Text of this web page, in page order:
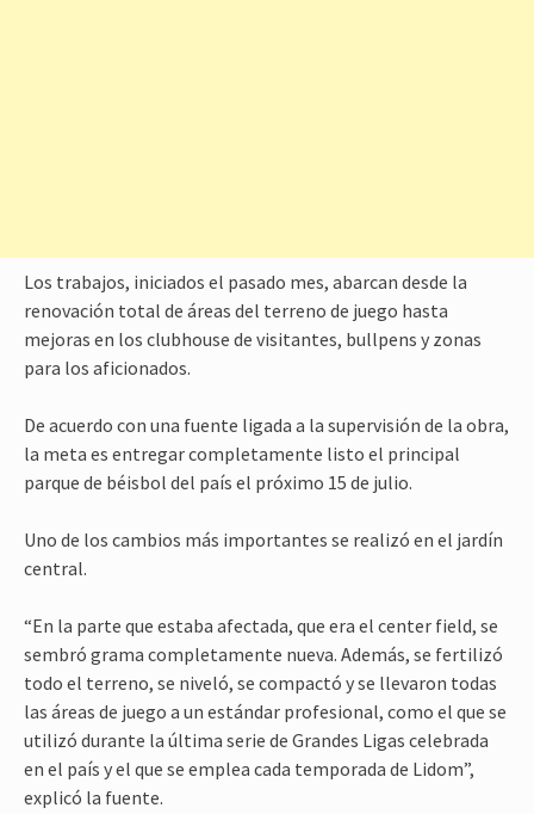
Los trabajos, iniciados el pasado mes, abarcan desde la
renovación total de áreas del terreno de juego hasta
mejoras en los clubhouse de visitantes, bullpens y zonas
para los aficionados.
De acuerdo con una fuente ligada a la supervisión de la obra,
la meta es entregar completamente listo el principal
parque de béisbol del país el próximo 15 de julio.
Uno de los cambios más importantes se realizó en el jardín
central.
“En la parte que estaba afectada, que era el center field, se
sembró grama completamente nueva. Además, se fertilizó
todo el terreno, se niveló, se compactó y se llevaron todas
las áreas de juego a un estándar profesional, como el que se
utilizó durante la última serie de Grandes Ligas celebrada
en el país y el que se emplea cada temporada de Lidom”,
explicó la fuente.